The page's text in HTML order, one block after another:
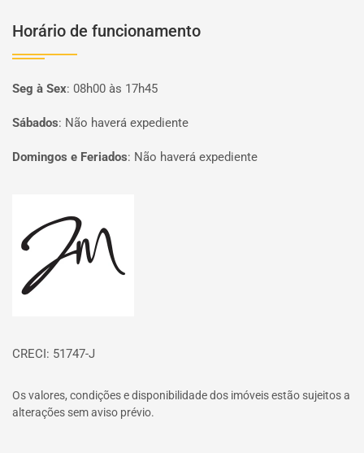
Horário de funcionamento
Seg à Sex: 08h00 às 17h45
Sábados: Não haverá expediente
Domingos e Feriados: Não haverá expediente
CRECI: 51747-J
Os valores, condições e disponibilidade dos imóveis estão sujeitos a
alterações sem aviso prévio.